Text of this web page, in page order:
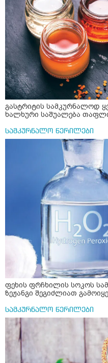
გასტრიტის სამკურნალოდ
ხალხური საშუალება
სამკურნალო წერილები
ფეხის ფრჩხილის სოკოს
ზეჟანგი შეგიძლიათ
სამკურნალო წერილები